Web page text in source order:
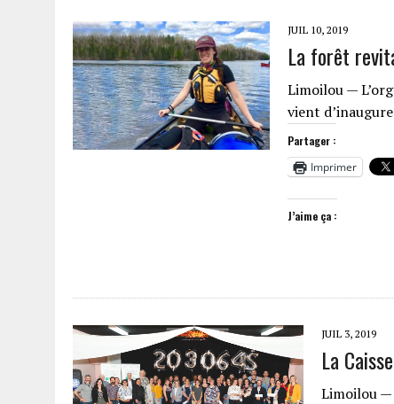
JUIL 10, 2019
La forêt
Limoilou —
vient
Partager :
Imprimer
J’aime ça :
JUIL 3, 2019
La
Limoilou —